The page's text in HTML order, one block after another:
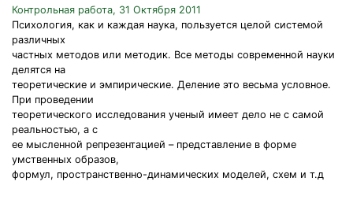
Контрольная работа, 31 Октября 2011
Психология, как и каждая наука, пользуется целой системой
различных
частных методов или методик. Все методы современной науки
делятся на
теоретические и эмпирические. Деление это весьма условное.
При проведении
теоретического исследования ученый имеет дело не с самой
реальностью, а с
ее мысленной репрезентацией – представление в форме
умственных образов,
формул, пространственно-динамических моделей, схем и т.д